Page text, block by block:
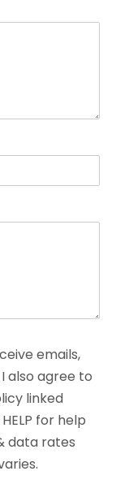
emails,
also agree to
linked
for help
data rates